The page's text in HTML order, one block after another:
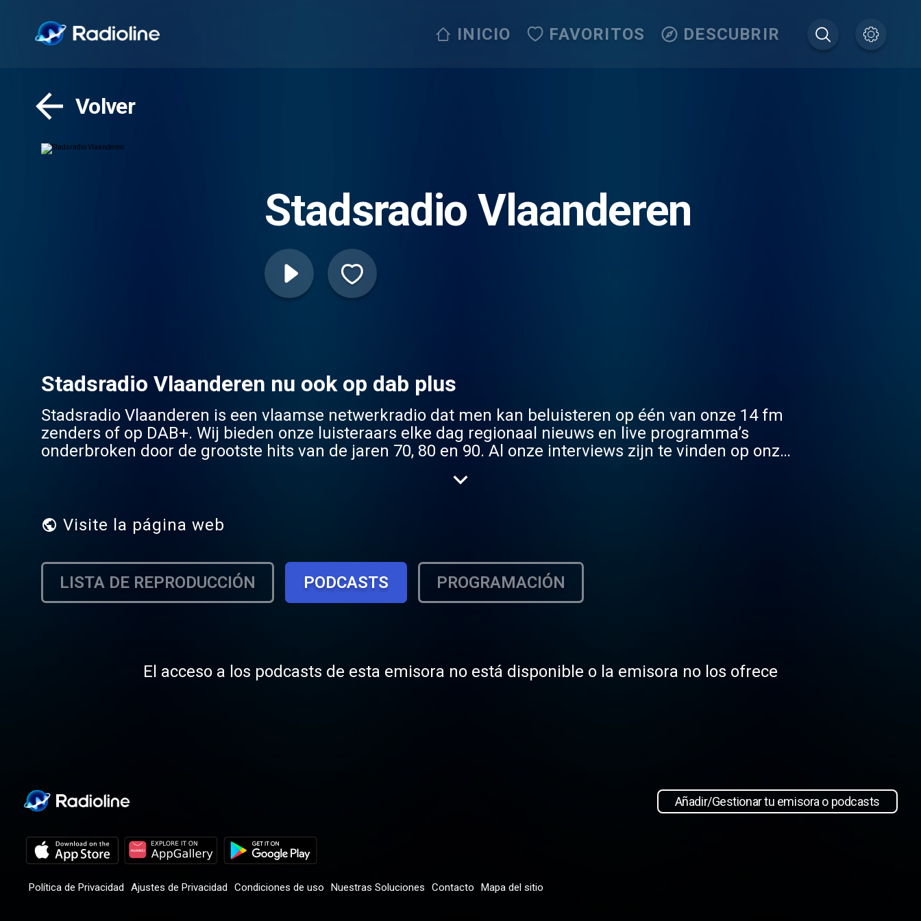
INICIO FAVORITOS DESCUBRIR
Volver
Stadsradio Vlaanderen
Stadsradio Vlaanderen nu ook op dab plus
Stadsradio Vlaanderen is een vlaamse netwerkradio dat men kan beluisteren op één van onze 14 fm
zenders of op DAB+. Wij bieden onze luisteraars elke dag regionaal nieuws en live programma’s
onderbroken door de grootste hits van de jaren 70, 80 en 90. Al onze interviews zijn te vinden op onze
Visite la página web
LISTA DE REPRODUCCIÓN PODCASTS PROGRAMACIÓN
El acceso a los podcasts de esta emisora no está disponible o la emisora no los ofrece
Añadir/Gestionar tu emisora o podcasts
Política de Privacidad Ajustes de Privacidad Condiciones de uso Nuestras Soluciones Contacto Mapa del sitio